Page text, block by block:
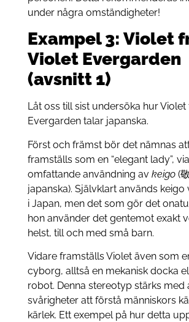
under några omständigheter!
Exampel 3: Violet
Violet Evergarden
(avsnitt 1)
Låt oss till sist undersöka hur Violet
Evergarden talar japanska.
Först och främst bör det nämnas
framställs som en “elegant lady”,
omfattande användning av keigo (
japanska). Självklart används
i Japan, men det som gör det
hon använder det gentemot exakt
helst, till och med små barn.
Vidare framställs Violet även som
cyborg, alltså en mekanisk docka
robot. Denna stereotyp stärks med
svårigheter att förstå människors
kärlek. Ett exempel på hur detta